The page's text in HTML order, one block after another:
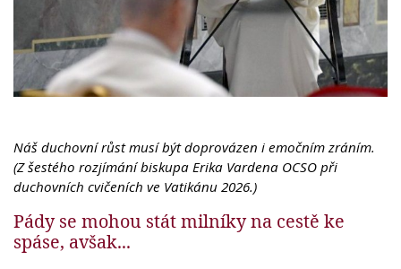
Náš duchovní růst musí být doprovázen i emočním zráním.
(Z šestého rozjímání biskupa Erika Vardena OCSO při
duchovních cvičeních ve Vatikánu 2026.)
Pády se mohou stát milníky na cestě ke
spáse, avšak...